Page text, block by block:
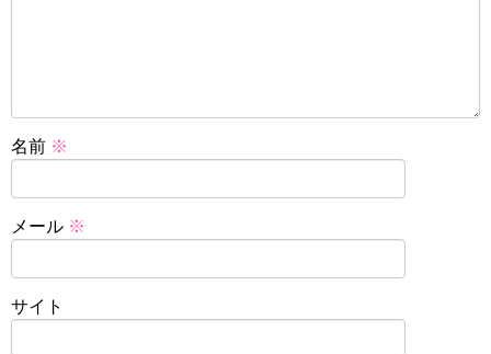
名前 ※
メール ※
サイト